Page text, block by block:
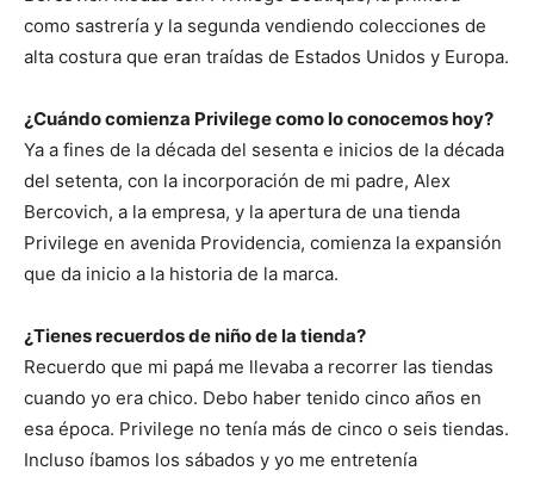
como sastrería y la segunda vendiendo colecciones de
alta costura que eran traídas de Estados Unidos y Europa.
¿Cuándo comienza Privilege como lo conocemos hoy?
Ya a fines de la década del sesenta e inicios de la década
del setenta, con la incorporación de mi padre, Alex
Bercovich, a la empresa, y la apertura de una tienda
Privilege en avenida Providencia, comienza la expansión
que da inicio a la historia de la marca.
¿Tienes recuerdos de niño de la tienda?
Recuerdo que mi papá me llevaba a recorrer las tiendas
cuando yo era chico. Debo haber tenido cinco años en
esa época. Privilege no tenía más de cinco o seis tiendas.
Incluso íbamos los sábados y yo me entretenía